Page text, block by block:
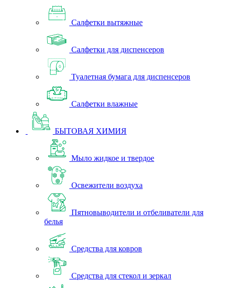
Салфетки вытяжные
Салфетки для диспенсеров
Туалетная бумага для диспенсеров
Салфетки влажные
БЫТОВАЯ ХИМИЯ
Мыло жидкое и твердое
Освежители воздуха
Пятновыводители и отбеливатели для
белья
Средства для ковров
Средства для стекол и зеркал